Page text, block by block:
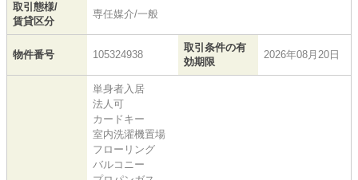
取引態様/
賃貸区分
専任媒介/一般
物件番号 105324938
取引条件の有
効期限
2026年08月20日
単身者入居
法人可
カードキー
室内洗濯機置場
フローリング
バルコニー